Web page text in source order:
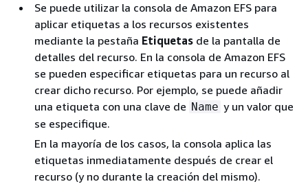
Se puede utilizar la consola de Amazon EFS para
aplicar etiquetas a los recursos existentes
mediante la pestaña Etiquetas de la pantalla de
detalles del recurso. En la consola de Amazon EFS
se pueden especificar etiquetas para un recurso al
crear dicho recurso. Por ejemplo, se puede añadir
una etiqueta con una clave de Name y un valor que
se especifique.
En la mayoría de los casos, la consola aplica las
etiquetas inmediatamente después de crear el
recurso (y no durante la creación del mismo).